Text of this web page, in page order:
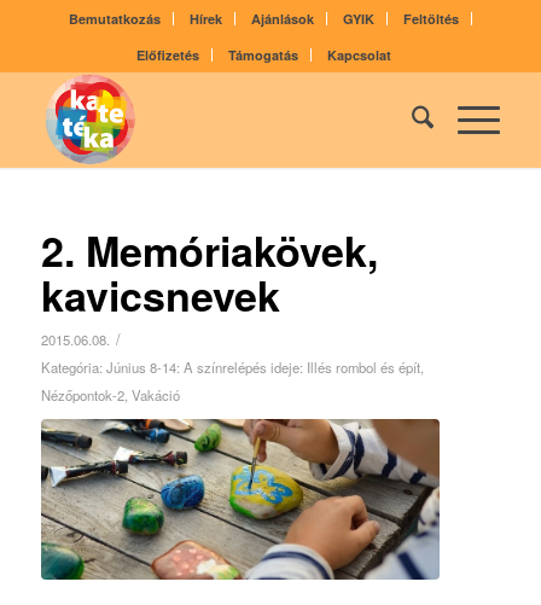
Bemutatkozás Hírek Ajánlások GYIK
Feltöltés
Előfizetés
Támogatás Kapcsolat
2. Memóriakövek,
kavicsnevek
2015.06.08. /
Kategória: Június 8-14: A színrelépés ideje: Illés rombol és épít,
Nézőpontok-2, Vakáció